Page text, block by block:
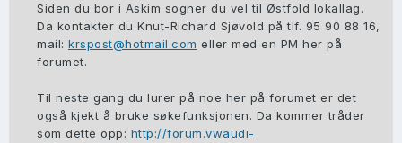
Siden du bor i Askim sogner du vel til Østfold lokallag.
Da kontakter du Knut-Richard Sjøvold på tlf. 95 90 88 16,
mail: krspost@hotmail.com eller med en PM her på
forumet.
Til neste gang du lurer på noe her på forumet er det
også kjekt å bruke søkefunksjonen. Da kommer tråder
som dette opp: http://forum.vwaudi-